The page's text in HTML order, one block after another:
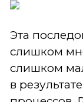
Эта
слишком
слишком
в